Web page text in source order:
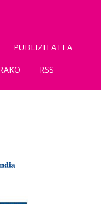
PUBLIZITATEA
RSS